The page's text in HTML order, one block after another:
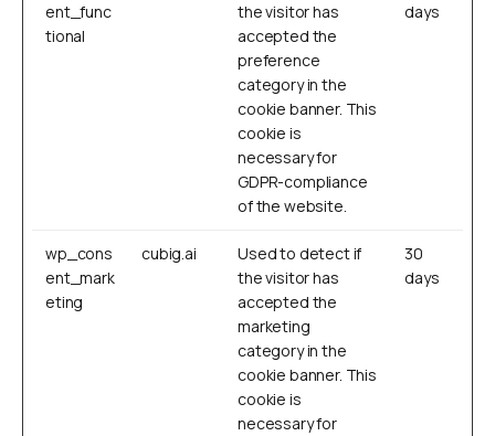
ent_func
tional
the visitor has
accepted the
preference
category in the
cookie banner. This
cookie is
necessary for
GDPR-compliance
of the website.
days
wp_cons
ent_mark
eting
cubig.ai
Used to detect if
the visitor has
accepted the
marketing
category in the
cookie banner. This
cookie is
necessary for
30
days